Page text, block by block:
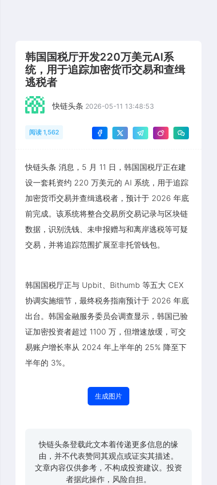
韩国国税厅开发220万美元AI系
统，用于追踪加密货币交易和查缉
逃税者
快链头条 2026-05-11 13:48:53
阅读 1,562
快链头条 消息，5 月 11 日，韩国国税厅正在建
设一套耗资约 220 万美元的 AI 系统，用于追踪
加密货币交易并查缉逃税者，预计于 2026 年底
前完成。该系统将整合交易所交易记录与区块链
数据，识别洗钱、未申报赠与和离岸逃税等可疑
交易，并将追踪范围扩展至非托管钱包。
韩国国税厅正与 Upbit、Bithumb 等五大 CEX
协调实施细节，最终税务指南预计于 2026 年底
出台。韩国金融服务委员会调查显示，韩国已验
证加密投资者超过 1100 万，但增速放缓，可交
易账户增长率从 2024 年上半年的 25% 降至下
半年的 3%。
生成图片
快链头条登载此文本着传递更多信息的缘
由，并不代表赞同其观点或证实其描述。
文章内容仅供参考，不构成投资建议。投资
者据此操作，风险自担。